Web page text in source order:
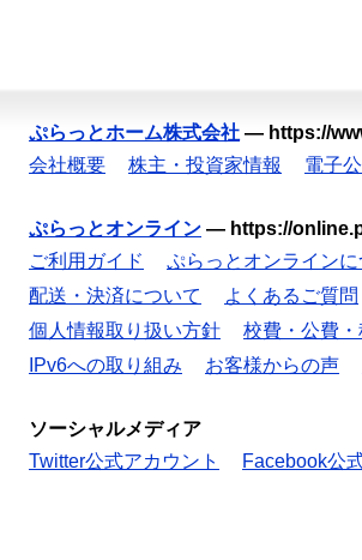
ぷらっとホーム株式会社 — https://
会社概要
株主・投資家情報 電子
ぷらっとオンライン — https://
ご利用ガイド
ぷらっとオンラインに
配送・決済について
よくあるご質問
個人情報取り扱い方針
校費・公費
IPv6への取り組み
お客様からの声
ソーシャルメディア
Twitter公式アカウント
Facebook公